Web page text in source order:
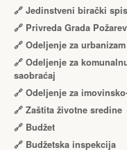
🔗 Jedinstveni birački
🔗 Privreda Grada
🔗 Odeljenje za
🔗 Odeljenje za
saobraćaj
🔗 Odeljenje za
🔗 Zaštita životne sredine
🔗 Budžet
🔗 Budžetska inspekcija